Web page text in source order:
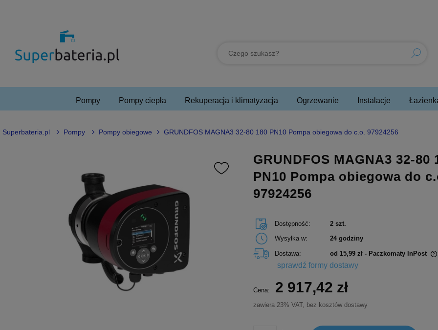
Pompy Pompy ciepła Rekuperacja i klimatyzacja Ogrzewanie Instalacje
Superbateria.pl Pompy Pompy obiegowe GRUNDFOS MAGNA3 32-80 180 PN10 Pompa obiegowa do c.o. 97924256
GRUNDFOS MAGNA3 32-80
PN10 Pompa obiegowa do
97924256
Dostępność:
2 szt.
Wysyłka w:
24 godziny
Dostawa: od 15,99 zł - Paczkomaty InPost
płatności
sprawdź formy dostawy
Cena: 2 917,42 zł
zawiera 23% VAT, bez kosztów dostawy